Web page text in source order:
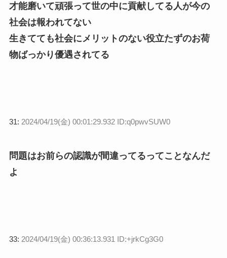
才能磨いて頑張って世の中に貢献してる人が今の
社会は報われてない
生きてても社会にメリットのない役立たずのお荷
物ばっかり優遇されてる
31: 2024/04/19(金) 00:01:29.932 ID:q0pwvSUW0
問題はお前らの認識が間違ってるってことなんだ
よ
33: 2024/04/19(金) 00:36:13.931 ID:+jrkCg3G0